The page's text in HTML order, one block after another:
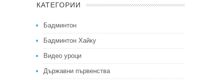
КАТЕГОРИИ
Бадминтон
Бадминтон Хайку
Видео уроци
Държавни първенства